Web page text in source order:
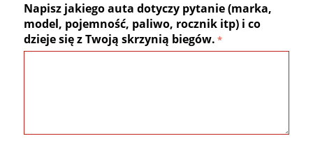
Napisz jakiego auta dotyczy pytanie (marka,
model, pojemność, paliwo, rocznik itp) i co
dzieje się z Twoją skrzynią biegów.